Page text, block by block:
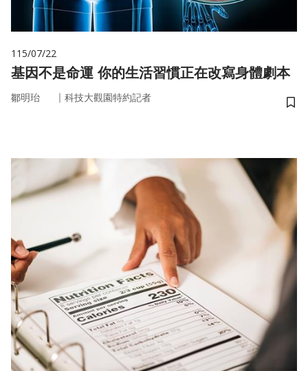
115/07/22
基因不是命運 你的生活習慣正在改寫身體劇本
鄒明珆 ｜ 科技大觀園特約記者
儲